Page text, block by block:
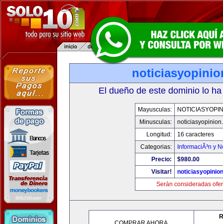
El dueño de este dominio lo
Mayusculas:
Minusculas:
Longitud:
16 caracteres
Categorias:
InformaciÃ³n y
Precio:
$980.00
Visitar!
Serán consideradas